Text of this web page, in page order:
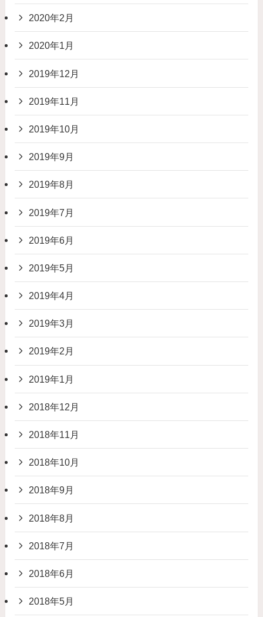
2020年2月
2020年1月
2019年12月
2019年11月
2019年10月
2019年9月
2019年8月
2019年7月
2019年6月
2019年5月
2019年4月
2019年3月
2019年2月
2019年1月
2018年12月
2018年11月
2018年10月
2018年9月
2018年8月
2018年7月
2018年6月
2018年5月